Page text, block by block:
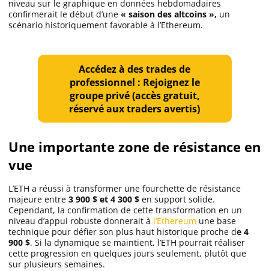
niveau sur le graphique en données hebdomadaires
confirmerait le début d’une « saison des altcoins », un
scénario historiquement favorable à l’Ethereum.
Accédez à des trades de
professionnel : Rejoignez le
groupe privé (accès gratuit,
réservé aux traders avertis)
Une importante zone de résistance en
vue
L’ETH a réussi à transformer une fourchette de résistance
majeure entre 3 900 $ et 4 300 $ en support solide.
Cependant, la confirmation de cette transformation en un
niveau d’appui robuste donnerait à l’Ethereum une base
technique pour défier son plus haut historique proche de 4
900 $. Si la dynamique se maintient, l’ETH pourrait réaliser
cette progression en quelques jours seulement, plutôt que
sur plusieurs semaines.